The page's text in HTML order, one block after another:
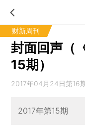
财新周刊
封面回声（
15期）
2017年04月24日第16
2017年第15期